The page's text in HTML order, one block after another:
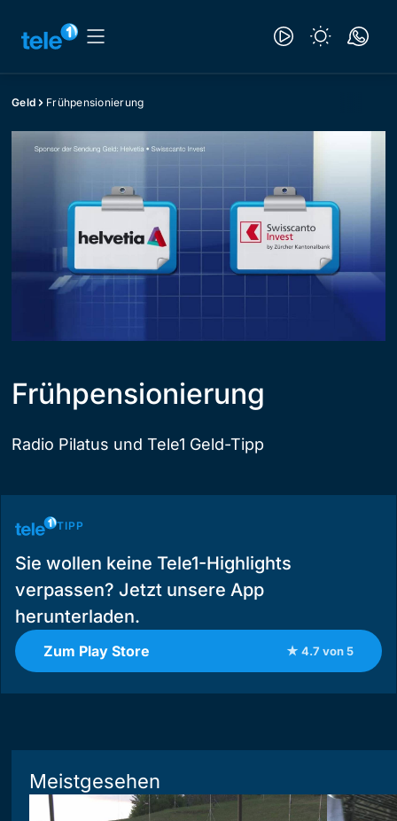
Geld Frühpensionierung
Frühpensionierung
Radio Pilatus und Tele1 Geld-Tipp
TIPP
Sie wollen keine Tele1-Highlights
verpassen? Jetzt unsere App
herunterladen.
Zum Play Store ★ 4.7 von 5
Meistgesehen